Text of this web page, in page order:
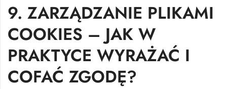
9. ZARZĄDZANIE PLIKAMI
COOKIES – JAK W
PRAKTYCE WYRAŻAĆ I
COFAĆ ZGODĘ?